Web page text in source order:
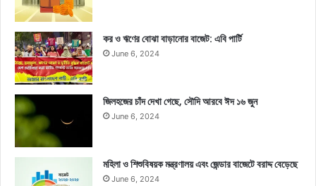
কর ও ঋণের বোঝা বাড়ানোর বাজেট: এবি পার্টি
June 6, 2024
জিলহজের চাঁদ দেখা গেছে, সৌদি আরবে ঈদ ১৬ জুন
June 6, 2024
মহিলা ও শিশুবিষয়ক মন্ত্রণালয় এবং জেন্ডার বাজেটে বরাদ্দ বেড়েছে
June 6, 2024